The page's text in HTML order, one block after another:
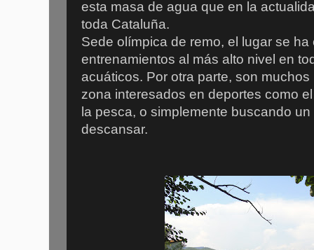
esta masa de agua que en la
toda Cataluña.
Sede olímpica de remo, el lugar se
entrenamientos al más alto nivel en
acuáticos. Por otra parte, son
zona interesados en deportes como
la pesca, o simplemente buscando
descansar.